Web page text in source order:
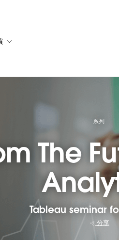
案for 資源
Toggle sub-navigation for 方案與定價
系列
The
Tableau seminar
分享